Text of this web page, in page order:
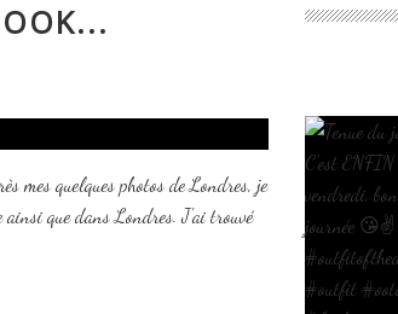
mes quelques photos de Londres, je
ainsi que dans Londres. J'ai trouvé